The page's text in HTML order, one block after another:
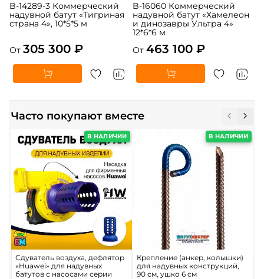
B-14289-3 Коммерческий
надувной батут «Тигриная
страна 4», 10*5*5 м
От 305 300 ₽
B-16060 Коммерческий
надувной батут «Хамелеон
и динозавры Ультра 4»
12*6*6 м
От 463 100 ₽
Часто покупают вместе
В НАЛИЧИИ
Сдуватель воздуха, дефлятор
«Huawei» для надувных
батутов с насосами серии
В НАЛИЧИИ
Крепление (анкер, колышки)
для надувных конструкций,
90 см, ушко 6 см